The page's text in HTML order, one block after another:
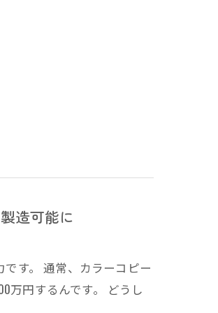
造可能に
す。 通常、カラーコピー
万円するんです。 どうし